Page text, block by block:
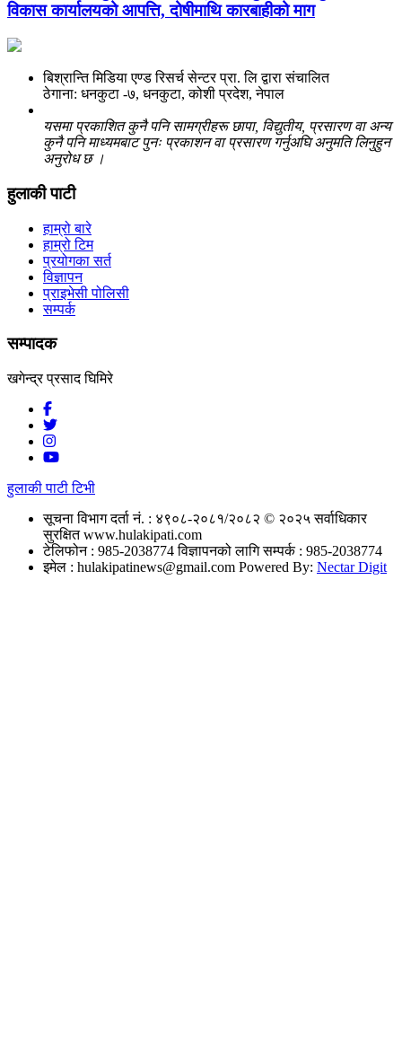
विकास कार्यालयको आपत्ति, दोषीमाथि कारबाहीको माग
बिश्रान्ति मिडिया एण्ड रिसर्च सेन्टर प्रा. लि द्वारा संचालित
ठेगाना: धनकुटा -७, धनकुटा, कोशी प्रदेश, नेपाल
यसमा प्रकाशित कुनै पनि सामग्रीहरू छापा, विद्युतीय, प्रसारण वा अन्य
कुनै पनि माध्यमबाट पुनः प्रकाशन वा प्रसारण गर्नुअघि अनुमति लिनुहुन
अनुरोध छ ।
हुलाकी पाटी
हाम्रो बारे
हाम्रो टिम
प्रयोगका सर्त
विज्ञापन
प्राइभेसी पोलिसी
सम्पर्क
सम्पादक
खगेन्द्र प्रसाद घिमिरे
हुलाकी पाटी टिभी
सूचना विभाग दर्ता नं. : ४९०८-२०८१/२०८२ © २०२५ सर्वाधिकार
सुरक्षित www.hulakipati.com
टेलिफोन : 985-2038774विज्ञापनको लागि सम्पर्क : 985-2038774
इमेल : hulakipatinews@gmail.com Powered By: Nectar Digit